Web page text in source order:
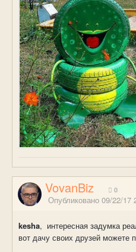
VovanBiz 0
Опубликовано 09/22/17
kesha, интересная задумка
вот дачу своих друзей можете